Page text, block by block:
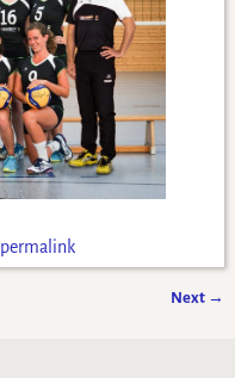
permalink
Next →